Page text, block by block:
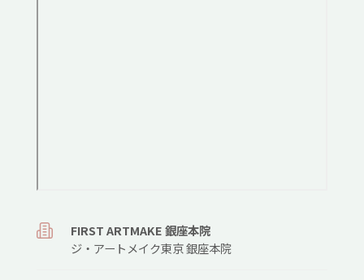
FIRST ARTMAKE 銀座本院
ジ・アートメイク東京 銀座本院